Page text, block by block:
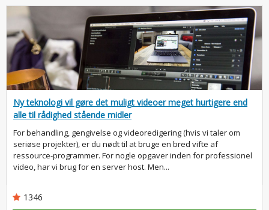
Ny teknologi vil gøre det muligt videoer meget hurtigere end
alle til rådighed stående midler
For behandling, gengivelse og videoredigering (hvis vi taler om
seriøse projekter), er du nødt til at bruge en bred vifte af
ressource-programmer. For nogle opgaver inden for professionel
video, har vi brug for en server host. Men...
1346